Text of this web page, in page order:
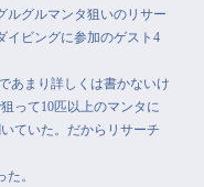
ルグルマンタ狙いのリサー
イビングに参加のゲスト4
あまり詳しくは書かないけ
って10匹以上のマンタに
ていた。だからリサーチ
。